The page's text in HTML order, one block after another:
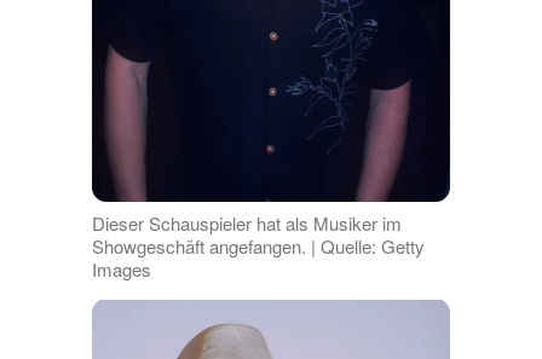
Dieser Schauspieler hat als Musiker im
Showgeschäft angefangen. | Quelle: Getty
Images